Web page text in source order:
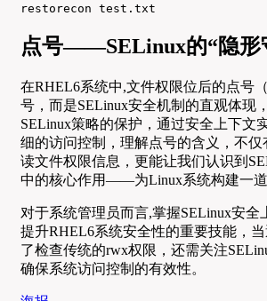
restorecon test.txt
点号——SELinux的“隐形
在RHEL6系统中,文件权限位后的点号
号，而是SELinux安全机制的直观体现
SELinux策略的保护，通过安全上下文
细的访问控制，理解点号的含义，不
读文件权限信息，更能让我们认识到
中的核心作用——为Linux系统构建一道
对于系统管理员而言,掌握SELinux安全
提升RHEL6系统安全性的重要技能，
了检查传统的rwx权限，还需关注
确保系统访问控制的有效性。